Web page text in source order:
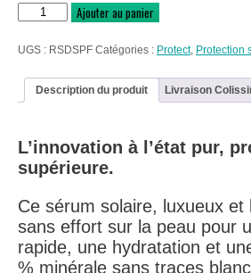
quantité
de
Dew
~
protecteur
minéral
Ajouter au panier
UGS : RSDSPF Catégories : Protect, Protection
Description du produit Livraison
L’innovation à l’état pur,
supérieure.
Ce sérum solaire, luxueux et
sans effort sur la peau pour
rapide, une hydratation et
% minérale sans traces